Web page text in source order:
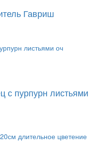
Гавриш
с пурпурн листьями